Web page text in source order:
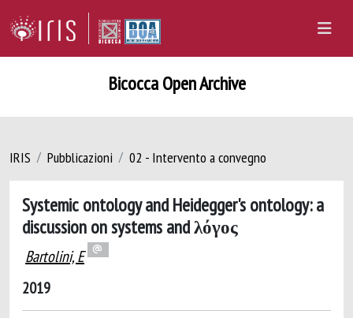
Bicocca Open Archive
IRIS Pubblicazioni 02 - Intervento a convegno
Systemic ontology and Heidegger's ontology: a
discussion on systems and λόγος
Bartolini, E
2019